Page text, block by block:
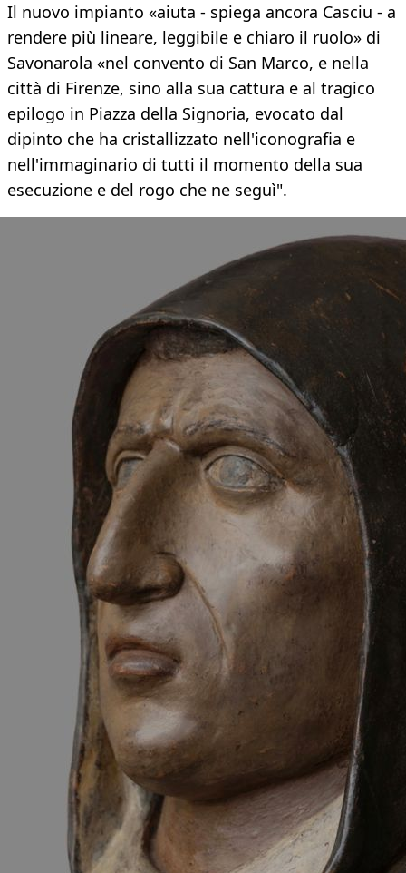
Il nuovo impianto «aiuta - spiega ancora Casciu - a
rendere più lineare, leggibile e chiaro il ruolo» di
Savonarola «nel convento di San Marco, e nella
città di Firenze, sino alla sua cattura e al tragico
epilogo in Piazza della Signoria, evocato dal
dipinto che ha cristallizzato nell'iconografia e
nell'immaginario di tutti il momento della sua
esecuzione e del rogo che ne seguì".